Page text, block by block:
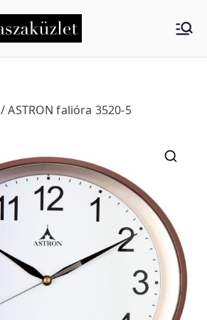
Tempus
küzlet
/ ASTRON falióra 3520-5